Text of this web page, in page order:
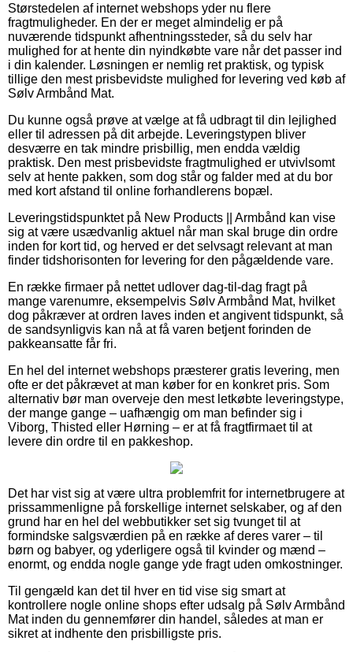
Størstedelen af internet webshops yder nu flere
fragtmuligheder. En der er meget almindelig er på
nuværende tidspunkt afhentningssteder, så du selv har
mulighed for at hente din nyindkøbte vare når det passer ind
i din kalender. Løsningen er nemlig ret praktisk, og typisk
tillige den mest prisbevidste mulighed for levering ved køb af
Sølv Armbånd Mat.
Du kunne også prøve at vælge at få udbragt til din lejlighed
eller til adressen på dit arbejde. Leveringstypen bliver
desværre en tak mindre prisbillig, men endda vældig
praktisk. Den mest prisbevidste fragtmulighed er utvivlsomt
selv at hente pakken, som dog står og falder med at du bor
med kort afstand til online forhandlerens bopæl.
Leveringstidspunktet på New Products || Armbånd kan vise
sig at være usædvanlig aktuel når man skal bruge din ordre
inden for kort tid, og herved er det selvsagt relevant at man
finder tidshorisonten for levering for den pågældende vare.
En række firmaer på nettet udlover dag-til-dag fragt på
mange varenumre, eksempelvis Sølv Armbånd Mat, hvilket
dog påkræver at ordren laves inden et angivent tidspunkt, så
de sandsynligvis kan nå at få varen betjent forinden de
pakkeansatte får fri.
En hel del internet webshops præsterer gratis levering, men
ofte er det påkrævet at man køber for en konkret pris. Som
alternativ bør man overveje den mest letkøbte leveringstype,
der mange gange – uafhængig om man befinder sig i
Viborg, Thisted eller Hørning – er at få fragtfirmaet til at
levere din ordre til en pakkeshop.
Det har vist sig at være ultra problemfrit for internetbrugere at
prissammenligne på forskellige internet selskaber, og af den
grund har en hel del webbutikker set sig tvunget til at
formindske salgsværdien på en række af deres varer – til
børn og babyer, og yderligere også til kvinder og mænd –
enormt, og endda nogle gange yde fragt uden omkostninger.
Til gengæld kan det til hver en tid vise sig smart at
kontrollere nogle online shops efter udsalg på Sølv Armbånd
Mat inden du gennemfører din handel, således at man er
sikret at indhente den prisbilligste pris.